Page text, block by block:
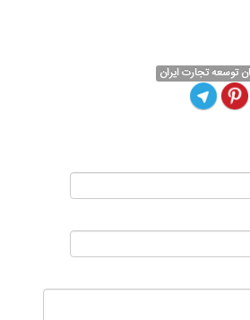
توسعه تجارت ایران